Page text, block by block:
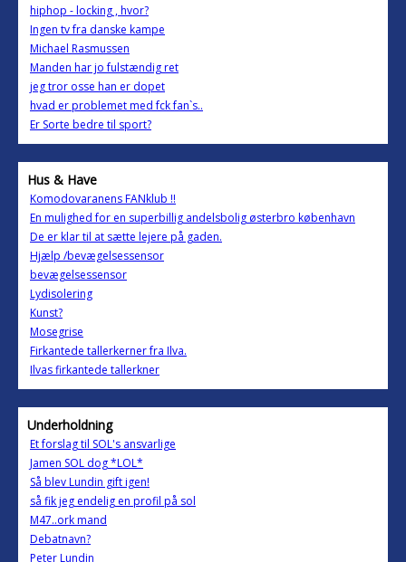
hiphop - locking , hvor?
Ingen tv fra danske kampe
Michael Rasmussen
Manden har jo fulstændig ret
jeg tror osse han er dopet
hvad er problemet med fck fan`s..
Er Sorte bedre til sport?
Hus & Have
Komodovaranens FANklub !!
En mulighed for en superbillig andelsbolig østerbro københavn
De er klar til at sætte lejere på gaden.
Hjælp /bevægelsessensor
bevægelsessensor
Lydisolering
Kunst?
Mosegrise
Firkantede tallerkerner fra Ilva.
Ilvas firkantede tallerkner
Underholdning
Et forslag til SOL's ansvarlige
Jamen SOL dog *LOL*
Så blev Lundin gift igen!
så fik jeg endelig en profil på sol
M47..ork mand
Debatnavn?
Peter Lundin